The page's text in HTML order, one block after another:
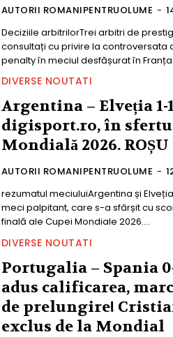
AUTORII ROMANIPENTRUOLUME -
Deciziile arbitrilorTrei arbitri de
consultați cu privire la controversata
penalty în meciul desfășurat în
DIVERSE NOUTATI
Argentina – Elveția 1-
digisport.ro, în
Mondială 2026.
AUTORII ROMANIPENTRUOLUME -
rezumatul meciuluiArgentina și
meci palpitant, care s-a sfârșit cu
finală ale Cupei Mondiale 2026....
DIVERSE NOUTATI
Portugalia – Spania
adus calificarea,
de prelungire!
exclus de la Mondial